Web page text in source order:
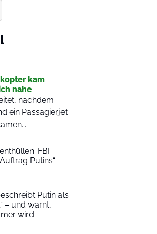
kam
nahe
nachdem
ein Passagierjet
FBI
Putins“
Putin als
– und warnt,
wird